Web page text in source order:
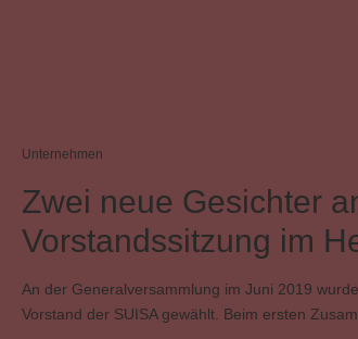
Unternehmen
Zwei neue Gesichter
Vorstandssitzung im
An der Generalversammlung im Juni 2019
Vorstand der SUISA gewählt. Beim ersten